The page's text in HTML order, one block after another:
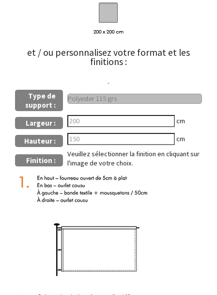
et / ou personnalisez votre format et les
finitions :
Type de
support :
Largeur :
cm
Hauteur : cm
Finition :
Veuillez sélectionner la finition en cliquant sur
l'image de votre choix.